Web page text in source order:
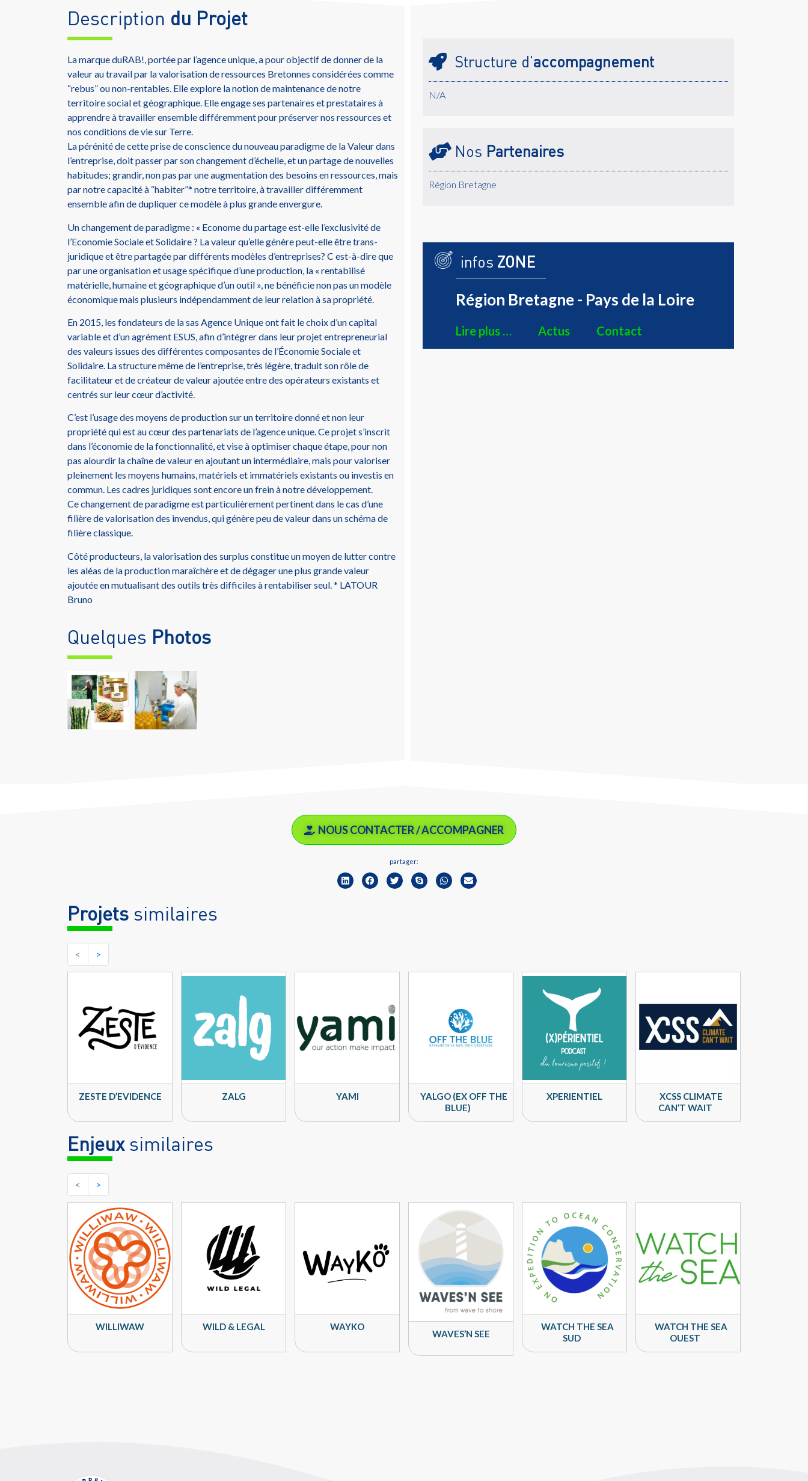
Description du Projet
La marque duRAB!, portée par l’agence unique, a pour objectif de donner de la
valeur au travail par la valorisation de ressources Bretonnes considérées comme
“rebus” ou non-rentables. Elle explore la notion de maintenance de notre
territoire social et géographique. Elle engage ses partenaires et prestataires à
apprendre à travailler ensemble différemment pour préserver nos ressources et
nos conditions de vie sur Terre.
La pérénité de cette prise de conscience du nouveau paradigme de la Valeur dans
l’entreprise, doit passer par son changement d’échelle, et un partage de nouvelles
habitudes; grandir, non pas par une augmentation des besoins en ressources, mais
par notre capacité à “habiter”* notre territoire, à travailler différemment
ensemble afin de dupliquer ce modèle à plus grande envergure.
Un changement de paradigme : « Econome du partage est-elle l’exclusivité de
l’Economie Sociale et Solidaire ? La valeur qu’elle génère peut-elle être trans-
juridique et être partagée par différents modèles d’entreprises? C est-à-dire que
par une organisation et usage spécifique d’une production, la « rentabilisé
matérielle, humaine et géographique d’un outil », ne bénéficie non pas un modèle
économique mais plusieurs indépendamment de leur relation à sa propriété.
En 2015, les fondateurs de la sas Agence Unique ont fait le choix d’un capital
variable et d’un agrément ESUS, afin d’intégrer dans leur projet entrepreneurial
des valeurs issues des différentes composantes de l’Économie Sociale et
Solidaire. La structure même de l’entreprise, très légère, traduit son rôle de
facilitateur et de créateur de valeur ajoutée entre des opérateurs existants et
centrés sur leur cœur d’activité.
C’est l’usage des moyens de production sur un territoire donné et non leur
propriété qui est au cœur des partenariats de l’agence unique. Ce projet s’inscrit
dans l’économie de la fonctionnalité, et vise à optimiser chaque étape, pour non
pas alourdir la chaîne de valeur en ajoutant un intermédiaire, mais pour valoriser
pleinement les moyens humains, matériels et immatériels existants ou investis en
commun. Les cadres juridiques sont encore un frein à notre développement.
Ce changement de paradigme est particulièrement pertinent dans le cas d’une
filière de valorisation des invendus, qui génère peu de valeur dans un schéma de
filière classique.
Côté producteurs, la valorisation des surplus constitue un moyen de lutter contre
les aléas de la production maraîchère et de dégager une plus grande valeur
ajoutée en mutualisant des outils très difficiles à rentabiliser seul. * LATOUR
Bruno
Quelques Photos
Structure d'accompagnement
N/A
Nos Partenaires
Région Bretagne
infos ZONE
Région Bretagne - Pays de la Loire
Lire plus … Actus Contact
NOUS CONTACTER / ACCOMPAGNER
partager:
Projets similaires
< >
ZESTE D’EVIDENCE ZALG YAMI
YALGO (EX OFF THE
BLUE)
XPERIENTIEL
XCSS CLIMATE
CAN’T WAIT
Enjeuxsimilaires
< >
WILLIWAW WILD & LEGAL WAYKO
WAVES’N SEE
WATCH THE SEA
SUD
WATCH THE SEA
OUEST